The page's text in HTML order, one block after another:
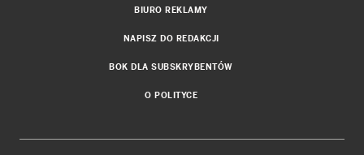
BIURO REKLAMY
NAPISZ DO REDAKCJI
BOK DLA SUBSKRYBENTÓW
O POLITYCE